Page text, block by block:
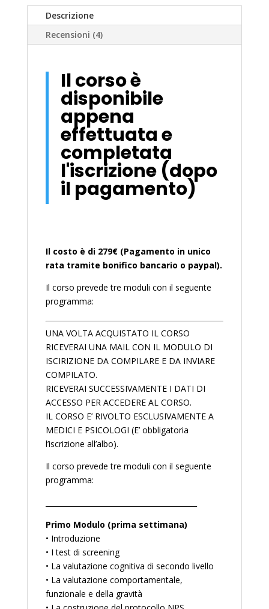
Descrizione
Recensioni (4)
Il corso è
disponibile
appena
effettuata e
completata
l'iscrizione (dopo
il pagamento)
Il costo è di 279€ (Pagamento in unico
rata tramite bonifico bancario o paypal).
Il corso prevede tre moduli con il seguente
programma:
UNA VOLTA ACQUISTATO IL CORSO
RICEVERAI UNA MAIL CON IL MODULO DI
ISCIRIZIONE DA COMPILARE E DA INVIARE
COMPILATO.
RICEVERAI SUCCESSIVAMENTE I DATI DI
ACCESSO PER ACCEDERE AL CORSO.
IL CORSO E’ RIVOLTO ESCLUSIVAMENTE A
MEDICI E PSICOLOGI (E’ obbligatoria
l’iscrizione all’albo).
Il corso prevede tre moduli con il seguente
programma:
Primo Modulo (prima settimana)
•⁠ ⁠Introduzione
•⁠ ⁠I test di screening
•⁠ ⁠La valutazione cognitiva di secondo livello
•⁠ ⁠La valutazione comportamentale,
funzionale e della gravità